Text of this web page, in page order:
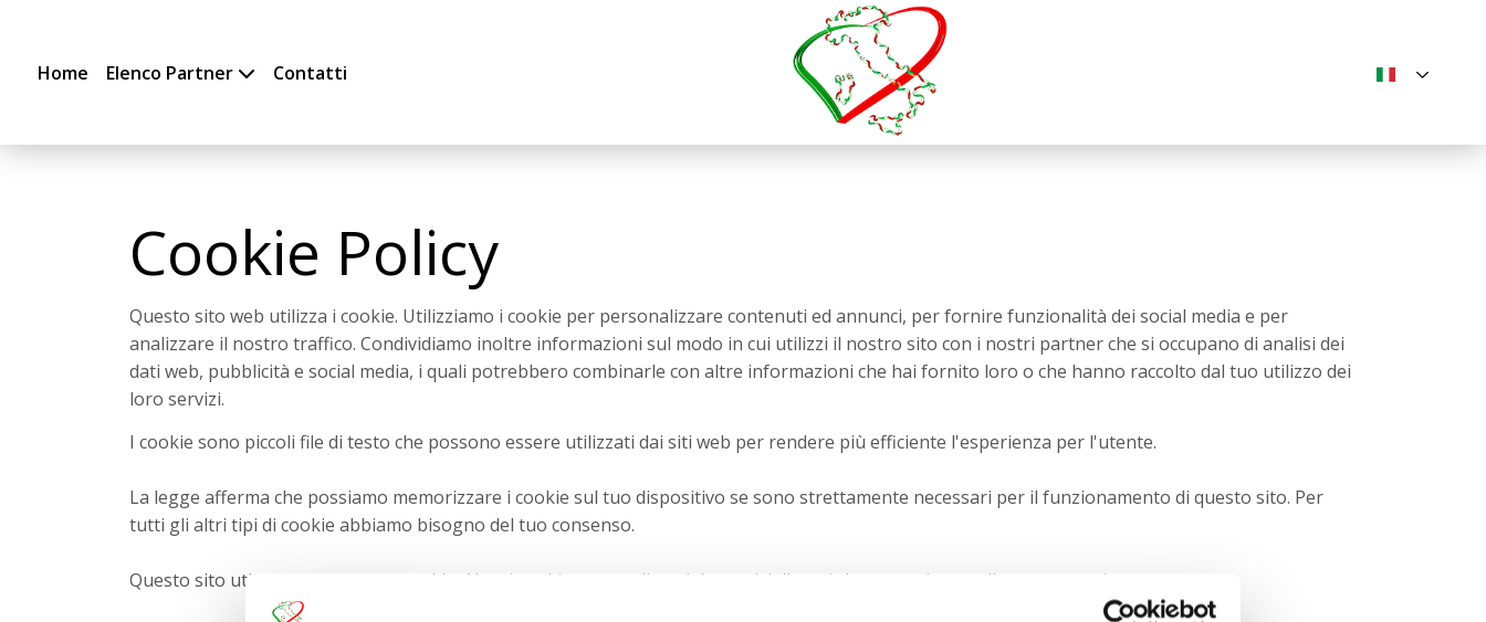
Home Elenco Partner Contatti
Cookie Policy
Questo sito web utilizza i cookie. Utilizziamo i cookie per personalizzare contenuti ed annunci, per fornire funzionalità dei social media e per
analizzare il nostro traffico. Condividiamo inoltre informazioni sul modo in cui utilizzi il nostro sito con i nostri partner che si occupano di analisi dei
dati web, pubblicità e social media, i quali potrebbero combinarle con altre informazioni che hai fornito loro o che hanno raccolto dal tuo utilizzo dei
loro servizi.
I cookie sono piccoli file di testo che possono essere utilizzati dai siti web per rendere più efficiente l'esperienza per l'utente.
La legge afferma che possiamo memorizzare i cookie sul tuo dispositivo se sono strettamente necessari per il funzionamento di questo sito. Per
tutti gli altri tipi di cookie abbiamo bisogno del tuo consenso.
Questo sito utilizza diversi tipi di cookie. Alcuni cookie sono collocati da servizi di terzi che compaiono sulle nostre pagine.